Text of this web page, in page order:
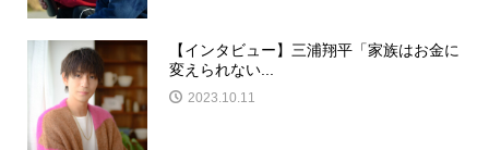
【インタビュー】三浦翔平「家族はお金に
変えられない...
2023.10.11